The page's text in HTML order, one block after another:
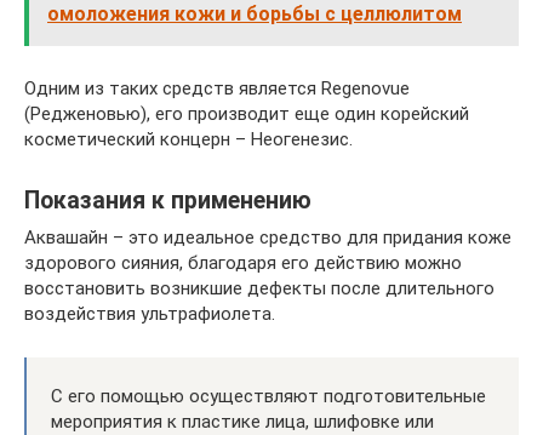
омоложения кожи и борьбы с целлюлитом
Одним из таких средств является Regenovue
(Редженовью), его производит еще один корейский
косметический концерн – Неогенезис.
Показания к применению
Аквашайн – это идеальное средство для придания коже
здорового сияния, благодаря его действию можно
восстановить возникшие дефекты после длительного
воздействия ультрафиолета.
С его помощью осуществляют подготовительные
мероприятия к пластике лица, шлифовке или